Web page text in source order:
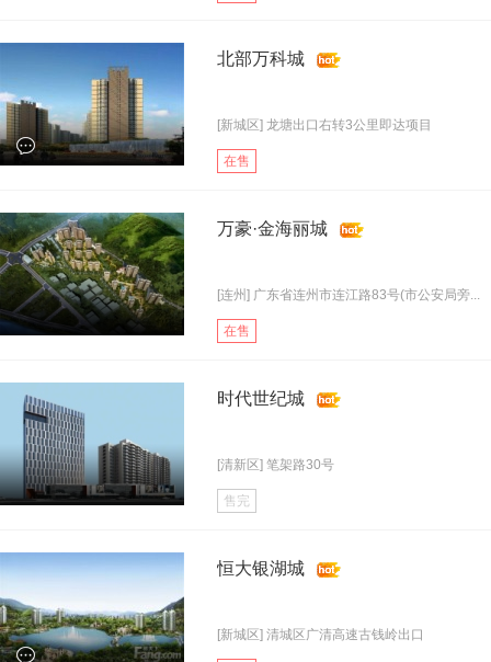
北部万科城
[新城区] 龙塘出口右转3公里即达项目
在售
万豪·金海丽城
[连州] 广东省连州市连江路83号(市公安局旁...
在售
时代世纪城
[清新区] 笔架路30号
售完
恒大银湖城
[新城区] 清城区广清高速古钱岭出口